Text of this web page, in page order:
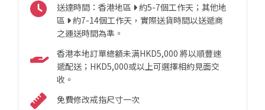
送達時間：香港地區
約5-7個工作天；其他地
區
約7-14個工作天，實際送貨時間以送遞商
之運送時間為準。
香港本地訂單總額未满HKD5,000 將以順豐速
遞配送；HKD5,000或以上可選擇相約見面交
收。
免費修改戒指尺寸一次